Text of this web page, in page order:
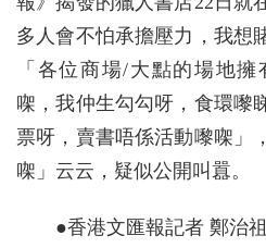
多人會不怕承擔壓力，我想
「各位商場/大點的場地
㗎，我仲生勾勾呀，食環嚟
票呀，賣書唔係活動嚟㗎」
㗎」云云，疑似公開叫囂。
●香港文匯報記者 鄭治祖